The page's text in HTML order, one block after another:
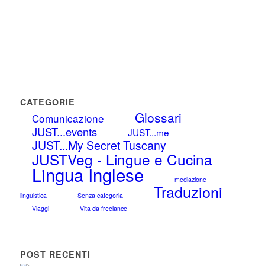
CATEGORIE
Comunicazione Glossari
JUST...events JUST...me
JUST...My Secret Tuscany
JUSTVeg - Lingue e Cucina
Lingua Inglese
mediazione
linguistica
Senza categoria Traduzioni
Viaggi Vita da freelance
POST RECENTI